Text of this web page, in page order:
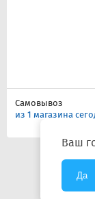
Самовывоз
из 1 магазина
Ваш
Да